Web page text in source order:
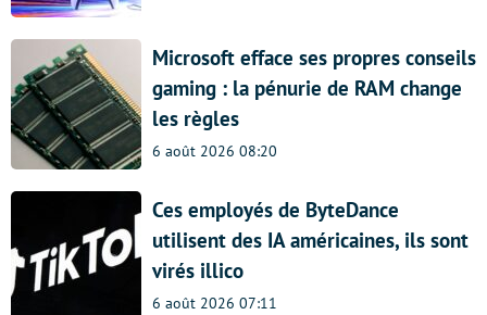
Microsoft efface ses propres conseils
gaming : la pénurie de RAM change
les règles
6 août 2026 08:20
Ces employés de ByteDance
utilisent des IA américaines, ils sont
virés illico
6 août 2026 07:11